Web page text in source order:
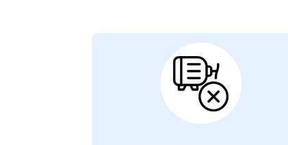
Motor Com Falhas
ou Queimado:
é crucial para o funcionamento
máquina de lavar roupas
motor queimado podem resultar de
sobrecarga, desgaste ou problemas